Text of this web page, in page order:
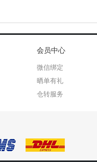
会员中心
微信绑定
晒单有礼
仓转服务